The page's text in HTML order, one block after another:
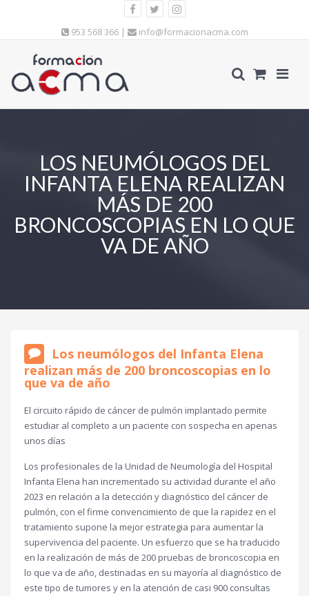
953 568 366 | info@formacionacma.com
LOS NEUMÓLOGOS DEL
INFANTA ELENA REALIZAN
MÁS DE 200
BRONCOSCOPIAS EN LO QUE
VA DE AÑO
Los neumólogos del Infanta Elena
realizan más de 200 broncoscopias en lo
que va de año
El circuito rápido de cáncer de pulmón implantado permite
estudiar al completo a un paciente con sospecha en apenas
unos días
Los profesionales de la Unidad de Neumología del Hospital
Infanta Elena han incrementado su actividad durante el año
2023 en relación a la detección y diagnóstico del cáncer de
pulmón, con el firme convencimiento de que la rapidez en el
tratamiento supone la mejor estrategia para aumentar la
supervivencia del paciente. Un esfuerzo que se ha traducido
en la realización de más de 200 pruebas de broncoscopia en
lo que va de año, destinadas en su mayoría al diagnóstico de
este tipo de tumores y en la atención de casi 900 consultas